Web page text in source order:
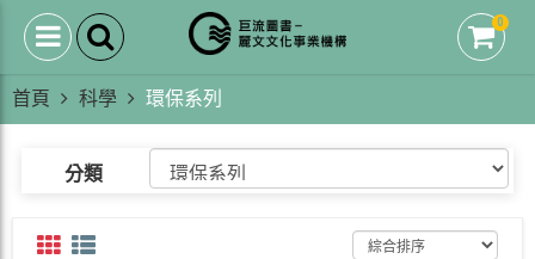
0
首頁 科學 環保系列
分類